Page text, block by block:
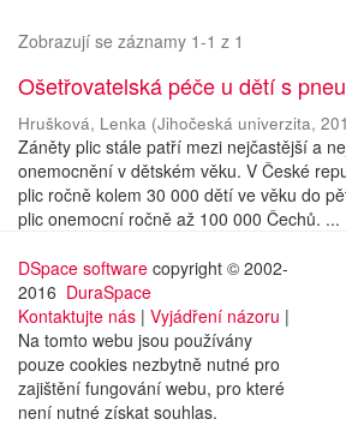
Zobrazují se záznamy 1-1 z 1
Ošetřovatelská péče u dětí s
Hrušková, Lenka (Jihočeská univerzita,
Záněty plic stále patří mezi nejčastější a
onemocnění v dětském věku. V České
plic ročně kolem 30 000 dětí ve věku do
plic onemocní ročně až 100 000 Čechů. ...
DSpace software copyright © 2002-
2016 DuraSpace
Kontaktujte nás | Vyjádření názoru |
Na tomto webu jsou používány
pouze cookies nezbytně nutné pro
zajištění fungování webu, pro které
není nutné získat souhlas.